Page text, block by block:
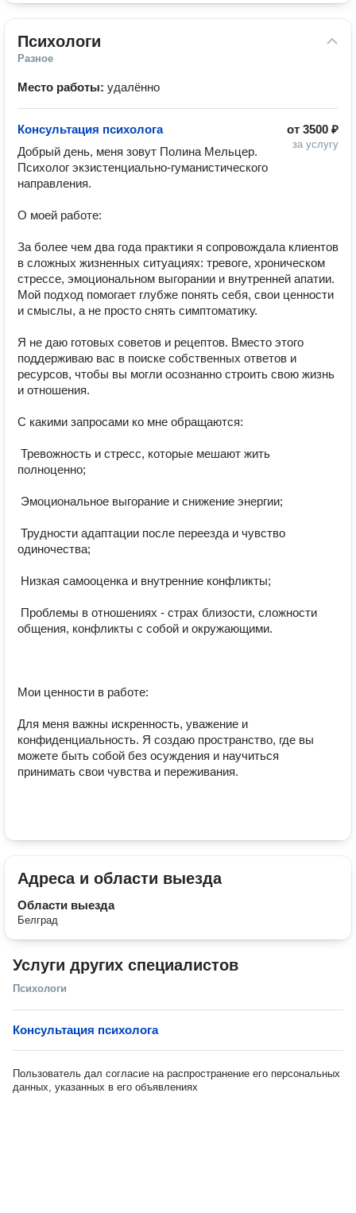
Психологи
Разное
Место работы: удалённо
от 3500 ₽
за услугу
Консультация психолога
Добрый день, меня зовут Полина Мельцер.
Психолог экзистенциально-гуманистического
направления.
О моей работе:
За более чем два года практики я сопровождала клиентов
в сложных жизненных ситуациях: тревоге, хроническом
стрессе, эмоциональном выгорании и внутренней апатии.
Мой подход помогает глубже понять себя, свои ценности
и смыслы, а не просто снять симптоматику.
Я не даю готовых советов и рецептов. Вместо этого
поддерживаю вас в поиске собственных ответов и
ресурсов, чтобы вы могли осознанно строить свою жизнь
и отношения.
С какими запросами ко мне обращаются:
полноценно;
одиночества;
общения, конфликты с собой и окружающими.
Мои ценности в работе:
Для меня важны искренность, уважение и
конфиденциальность. Я создаю пространство, где вы
можете быть собой без осуждения и научиться
принимать свои чувства и переживания.
Адреса и области выезда
Области выезда
Белград
Услуги других специалистов
Психологи
Консультация психолога
Пользователь дал согласие на распространение его персональных
данных, указанных в его объявлениях